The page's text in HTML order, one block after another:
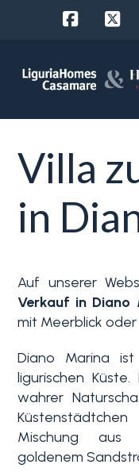
Villa
in
Auf unserer
Verkauf in Diano
mit Meerblick oder
Diano Marina
ligurischen
wahrer
Mischung aus
goldenem
FR
RU
uns
Unsere
Blumenriviera
Objektsuche
Wo
suchen
Sie?
Ort
Immobilientyp
-